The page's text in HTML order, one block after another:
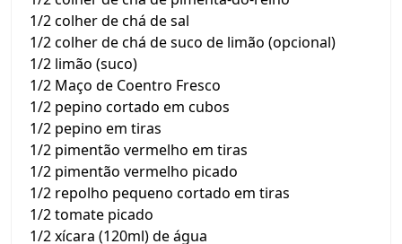
1/2 colher de chá de sal
1/2 colher de chá de suco de limão (opcional)
1/2 limão (suco)
1/2 Maço de Coentro Fresco
1/2 pepino cortado em cubos
1/2 pepino em tiras
1/2 pimentão vermelho em tiras
1/2 pimentão vermelho picado
1/2 repolho pequeno cortado em tiras
1/2 tomate picado
1/2 xícara (120ml) de água